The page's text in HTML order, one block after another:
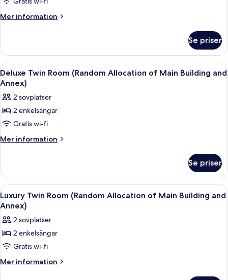
-
endast
(Main/annex
random
assignment)
Mer information
Mer
sovsal
Basic
-
kvinnor
(Main/annex
assignment)
Se priser
Öppna
alla
foton
för
Deluxe
Twin
Room
of
Main
Building
and
Annex)
Värdeförvaringsskåp på rummet,
6
Deluxe Twin Room (Random Allocation of Main Building and
Annex)
2 sovplatser
2 enkelsängar
Gratis wi-fi
Mer information
Mer
Twin
Room
(Random
Allocation
Main
Building
Annex)
Se priser
Öppna
alla
foton
för
Luxury
Twin
Room
Värdeförvaringsskåp på rummet,
10
Luxury Twin Room (Random Allocation of Main Building and
Annex)
2 sovplatser
2 enkelsängar
Gratis wi-fi
Mer information
Mer